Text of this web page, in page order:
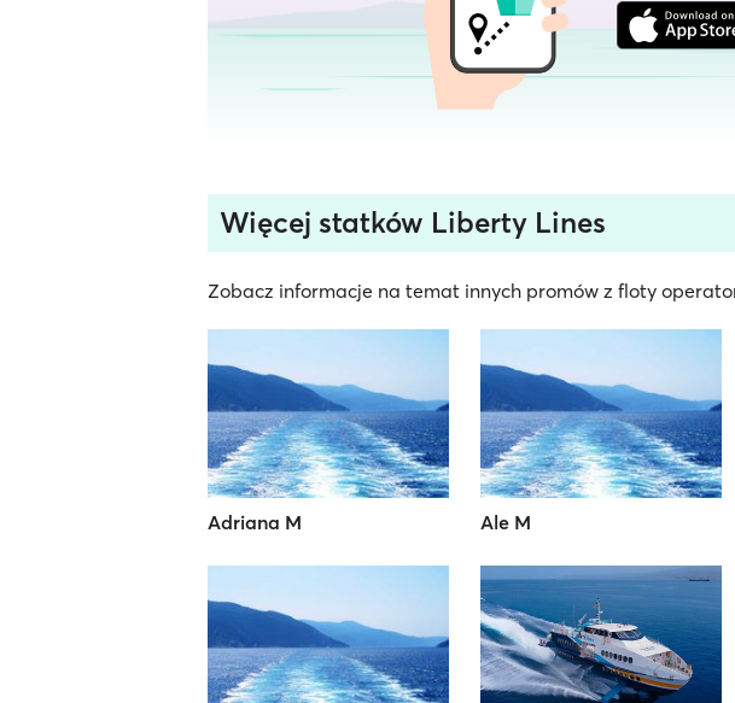
Więcej statków Liberty Lines
Zobacz informacje na temat innych promów z floty
Adriana M Ale M